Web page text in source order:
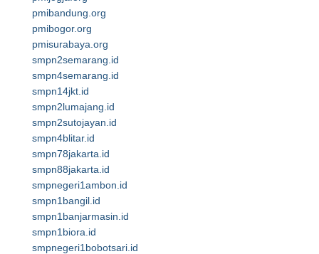
pmibandung.org
pmibogor.org
pmisurabaya.org
smpn2semarang.id
smpn4semarang.id
smpn14jkt.id
smpn2lumajang.id
smpn2sutojayan.id
smpn4blitar.id
smpn78jakarta.id
smpn88jakarta.id
smpnegeri1ambon.id
smpn1bangil.id
smpn1banjarmasin.id
smpn1biora.id
smpnegeri1bobotsari.id